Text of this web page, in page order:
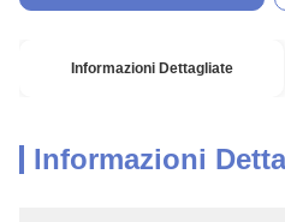
Informazioni Dettagliate
Informazioni